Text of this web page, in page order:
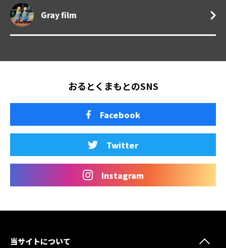
Gray film
おるとくまもとのSNS
Facebook
Twitter
Instagram
当サイトについて